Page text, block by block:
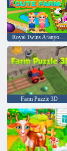
Royal Twins Aranyos Farm
Farm Puzzle 3D